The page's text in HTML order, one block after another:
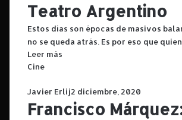
Teatro Argentino
Estos días son épocas de masivos
no se queda atrás. Es por eso que
Leer más
Cine
Javier Erlij2 diciembre, 2020
Francisco